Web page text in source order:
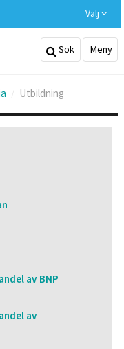
Välj
Sök Meny
Utbildning
av BNP
av